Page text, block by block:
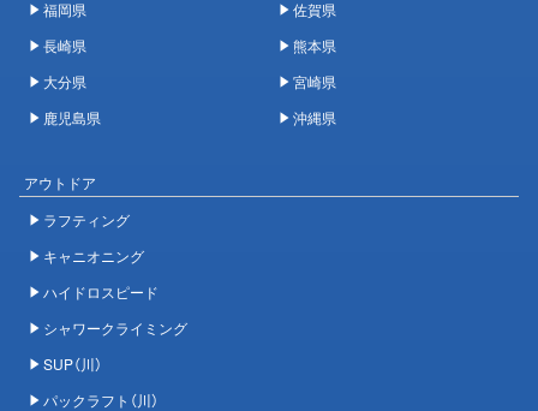
福岡県
佐賀県
長崎県
熊本県
大分県
宮崎県
鹿児島県
沖縄県
アウトドア
ラフティング
キャニオニング
ハイドロスピード
シャワークライミング
SUP（川）
パックラフト（川）